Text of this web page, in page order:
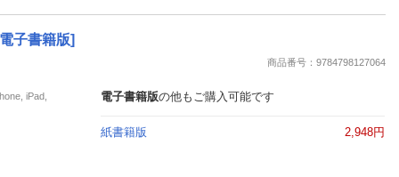
推し楽
子書籍版]
商品番号：9784798127064
iPad,
電子書籍版の他もご購入可能です
紙書籍版 2,948円